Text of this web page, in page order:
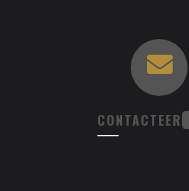
CONTACTEER